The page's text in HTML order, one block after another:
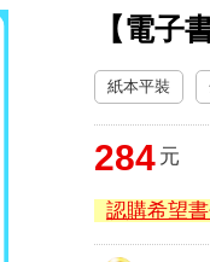
【電子
紙本平裝
284 元
認購希望